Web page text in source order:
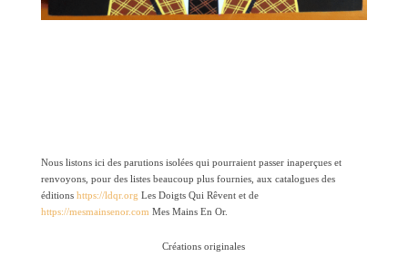
Nous listons ici des parutions isoléesqui pourraient passer inaperçueset
renvoyons, pour des listes beaucoup plus fournies, aux catalogues des
éditions https://ldqr.org Les Doigts Qui Rêvent et de
https://mesmainsenor.com Mes Mains En Or.
Créations originales